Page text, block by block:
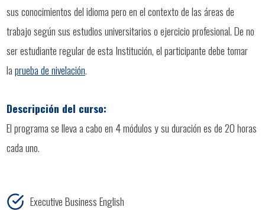
sus conocimientos del idioma pero en el contexto de las áreas de
trabajo según sus estudios universitarios o ejercicio profesional. De no
ser estudiante regular de esta Institución, el participante debe tomar
laprueba de nivelación.
Descripción del curso:
El programa se lleva a cabo en 4 módulos y su duración es de 20 horas
cada uno.
Executive Business English